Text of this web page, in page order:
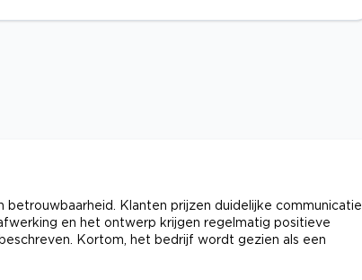
Klanten prijzen duidelijke communicatie
en het ontwerp krijgen regelmatig positieve
Kortom, het bedrijf wordt gezien als een